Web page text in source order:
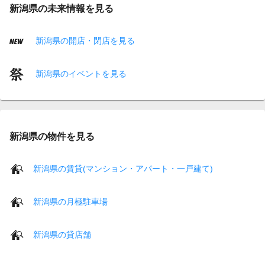
新潟県の未来情報を見る
新潟県の開店・閉店を見る
新潟県のイベントを見る
新潟県の物件を見る
新潟県の賃貸(マンション・アパート・一戸建て)
新潟県の月極駐車場
新潟県の貸店舗